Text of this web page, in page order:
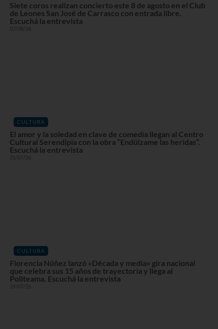
Siete coros realizan concierto este 8 de agosto en el Club
de Leones San José de Carrasco con entrada libre.
Escuchá la entrevista
07/08/26
CULTURA
El amor y la soledad en clave de comedia llegan al Centro
Cultural Serendipia con la obra “Endúlzame las heridas”.
Escuchá la entrevista
31/07/26
CULTURA
Florencia Núñez lanzó «Década y media» gira nacional
que celebra sus 15 años de trayectoria y llega al
Politeama. Escuchá la entrevista
29/07/26